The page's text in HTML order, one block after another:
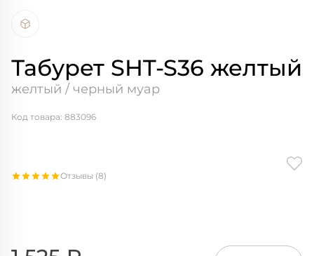
Табурет SHT-S36 желтый
желтый / черный муар
Отзывы (8)
Код товара: 883096